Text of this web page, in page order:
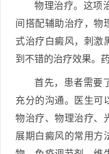
物理治疗。这项
间搭配辅助治疗，物
式治疗白癜风，刺激
到不错的治疗效果。
首先，患者需要
充分的沟通。医生可
物治疗、物理治疗、
展期白癜风的常用方